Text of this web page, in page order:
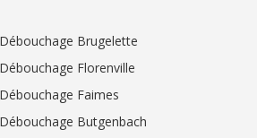
Brugelette
Florenville
Faimes
Butgenbach